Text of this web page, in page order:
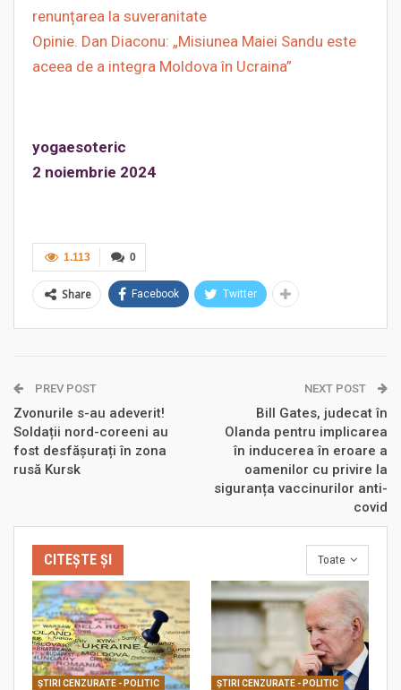
renunțarea la suveranitate
Opinie. Dan Diaconu: „Misiunea Maiei Sandu este
aceea de a integra Moldova în Ucraina”
yogaesoteric
2 noiembrie 2024
0
1.113
Share Facebook Twitter
PREV POST
Zvonurile s-au adeverit!
Soldații nord-coreeni au
fost desfășurați în zona
rusă Kursk
NEXT POST
Bill Gates, judecat în
Olanda pentru implicarea
în inducerea în eroare a
oamenilor cu privire la
siguranța vaccinurilor anti-
covid
Toate
CITEȘTE ȘI
ŞTIRI CENZURATE - POLITIC ŞTIRI CENZURATE - POLITIC